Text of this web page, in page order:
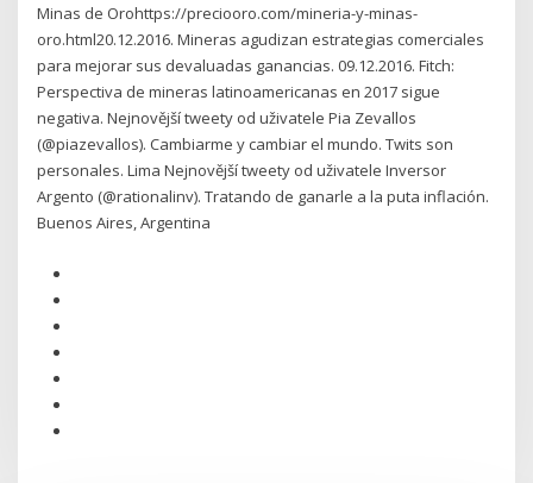
Minas de Orohttps://preciooro.com/mineria-y-minas-
oro.html20.12.2016. Mineras agudizan estrategias comerciales
para mejorar sus devaluadas ganancias. 09.12.2016. Fitch:
Perspectiva de mineras latinoamericanas en 2017 sigue
negativa. Nejnovější tweety od uživatele Pia Zevallos
(@piazevallos). Cambiarme y cambiar el mundo. Twits son
personales. Lima Nejnovější tweety od uživatele Inversor
Argento (@rationalinv). Tratando de ganarle a la puta inflación.
Buenos Aires, Argentina